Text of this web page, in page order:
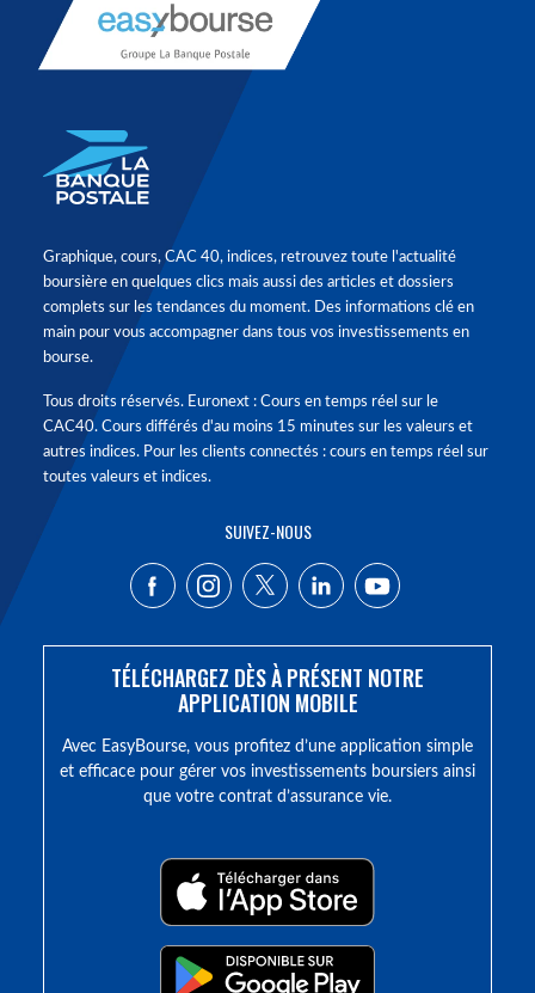
Graphique, cours, CAC 40, indices, retrouvez toute l'actualité
boursière en quelques clics mais aussi des articles et dossiers
complets sur les tendances du moment. Des informations clé en
main pour vous accompagner dans tous vos investissements en
bourse.
Tous droits réservés. Euronext : Cours en temps réel sur le
CAC40. Cours différés d'au moins 15 minutes sur les valeurs et
autres indices. Pour les clients connectés : cours en temps réel sur
toutes valeurs et indices.
SUIVEZ-NOUS
TÉLÉCHARGEZ DÈS À PRÉSENT NOTRE
APPLICATION MOBILE
Avec EasyBourse, vous profitez d’une application simple
et efficace pour gérer vos investissements boursiers ainsi
que votre contrat d’assurance vie.